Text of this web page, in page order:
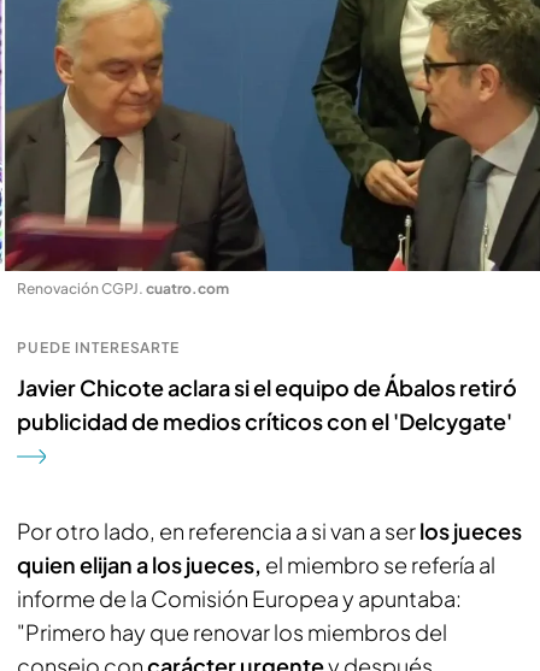
Renovación CGPJ. cuatro.com
PUEDE INTERESARTE
Javier Chicote aclara si el equipo de Ábalos retiró
publicidad de medios críticos con el 'Delcygate'
Por otro lado, en referencia a si van a serlos jueces
quien elijan a los jueces, el miembro se refería al
informe de la Comisión Europea y apuntaba:
"Primero hay que renovar los miembros del
consejo concarácter urgentey después